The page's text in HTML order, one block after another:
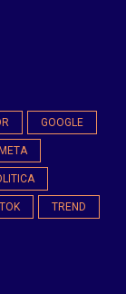
GOOGLE
TREND